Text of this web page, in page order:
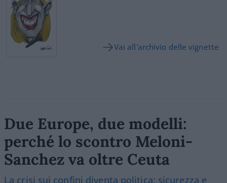
Vai all'archivio delle vignette
Due Europe, due modelli:
perché lo scontro Meloni-
Sanchez va oltre Ceuta
La crisi sui confini diventa politica: sicurezza e